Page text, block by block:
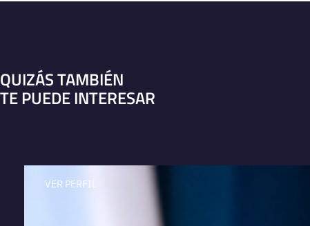
QUIZÁS TAMBIÉN
TE PUEDE INTERESAR
VER PERFIL